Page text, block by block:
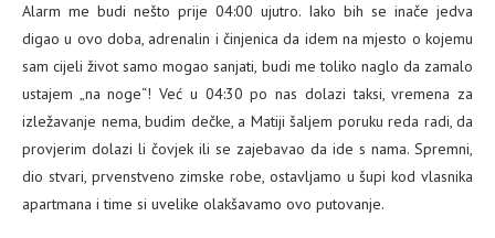
Alarm me budi nešto prije 04:00 ujutro. Iako bih se inače jedva
digao u ovo doba, adrenalin i činjenica da idem na mjesto o kojemu
sam cijeli život samo mogao sanjati, budi me toliko naglo da zamalo
ustajem „na noge“! Već u 04:30 po nas dolazi taksi, vremena za
izležavanje nema, budim dečke, a Matiji šaljem poruku reda radi, da
provjerim dolazi li čovjek ili se zajebavao da ide s nama. Spremni,
dio stvari, prvenstveno zimske robe, ostavljamo u šupi kod vlasnika
apartmana i time si uvelike olakšavamo ovo putovanje.